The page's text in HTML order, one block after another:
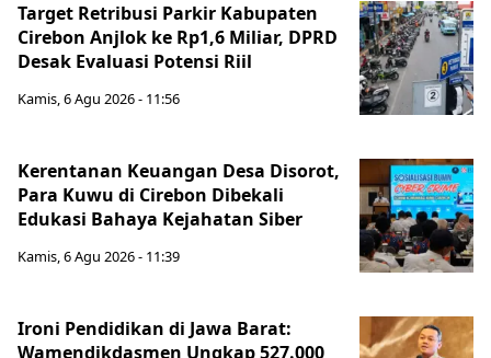
Target Retribusi Parkir Kabupaten
Cirebon Anjlok ke Rp1,6 Miliar, DPRD
Desak Evaluasi Potensi Riil
Kamis, 6 Agu 2026 - 11:56
Kerentanan Keuangan Desa Disorot,
Para Kuwu di Cirebon Dibekali
Edukasi Bahaya Kejahatan Siber
Kamis, 6 Agu 2026 - 11:39
Ironi Pendidikan di Jawa Barat:
Wamendikdasmen Ungkap 527.000